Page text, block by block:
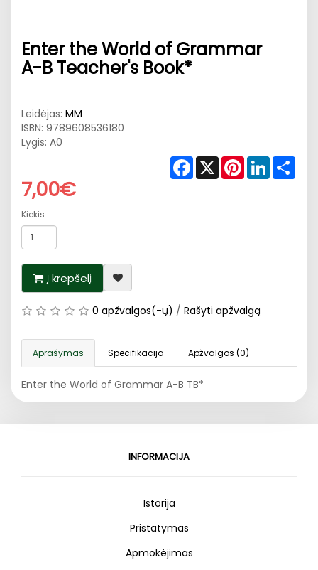
Enter the World of Grammar
A-B Teacher's Book*
Leidėjas: MM
ISBN: 9789608536180
Lygis: A0
Facebook
X PinterestLinkedIn
7,00€
Kiekis
Į krepšelį
0 apžvalgos(-ų) / Rašyti apžvalgą
Aprašymas Specifikacija Apžvalgos (0)
Enter the World of Grammar A-B TB*
INFORMACIJA
Istorija
Pristatymas
Apmokėjimas